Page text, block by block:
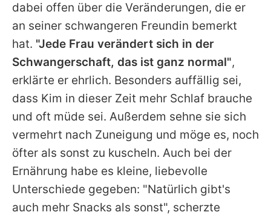
Redaktionelle Richtlinien
Impressum
Datenschutzerklärung
Utiq verwalten
dabei offen über die Veränderungen, die er
an seiner schwangeren Freundin bemerkt
hat. "Jede Frau verändert sich in der
Schwangerschaft, das ist ganz normal",
erklärte er ehrlich. Besonders auffällig sei,
dass Kim in dieser Zeit mehr Schlaf brauche
und oft müde sei. Außerdem sehne sie sich
vermehrt nach Zuneigung und möge es, noch
öfter als sonst zu kuscheln. Auch bei der
Ernährung habe es kleine, liebevolle
Unterschiede gegeben: "Natürlich gibt's
auch mehr Snacks als sonst", scherzte